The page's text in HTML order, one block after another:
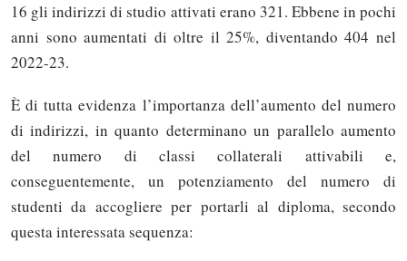
16 gli indirizzi di studio attivati erano 321. Ebbene in pochi
anni sono aumentati di oltre il 25%, diventando 404 nel
2022-23.
È di tutta evidenza l’importanza dell’aumento del numero
di indirizzi, in quanto determinano un parallelo aumento
del numero di classi collaterali attivabili e,
conseguentemente, un potenziamento del numero di
studenti da accogliere per portarli al diploma, secondo
questa interessata sequenza: